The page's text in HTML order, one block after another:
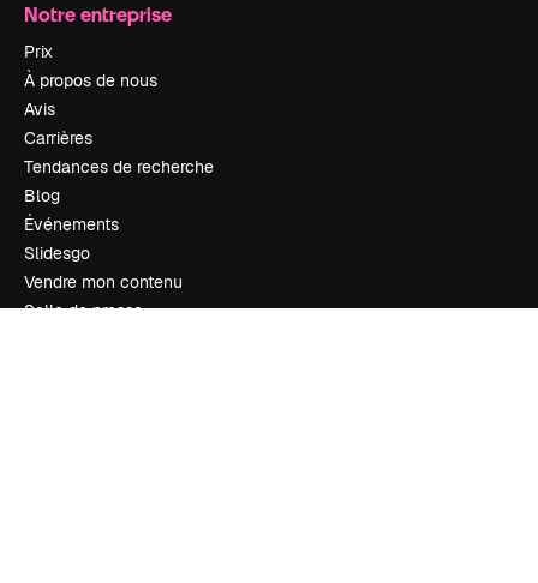
Notre entreprise
Prix
À propos de nous
Avis
Carrières
Tendances de recherche
Blog
Événements
Slidesgo
Vendre mon contenu
Salle de presse